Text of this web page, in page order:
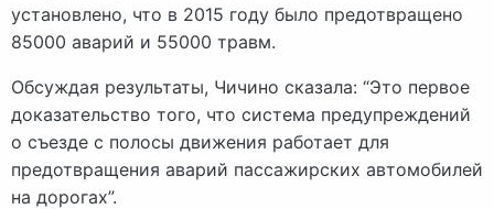
установлено, что в 2015 году было предотвращено
85000 аварий и 55000 травм.
Обсуждая результаты, Чичино сказала: “Это первое
доказательство того, что система предупреждений
о съезде с полосы движения работает для
предотвращения аварий пассажирских автомобилей
на дорогах”.